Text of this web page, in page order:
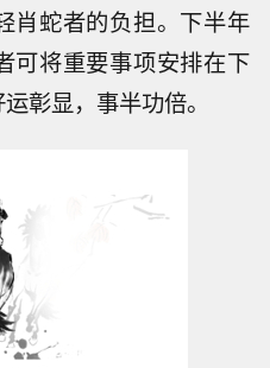
肖蛇者的负担。下半年
可将重要事项安排在下
彰显，事半功倍。